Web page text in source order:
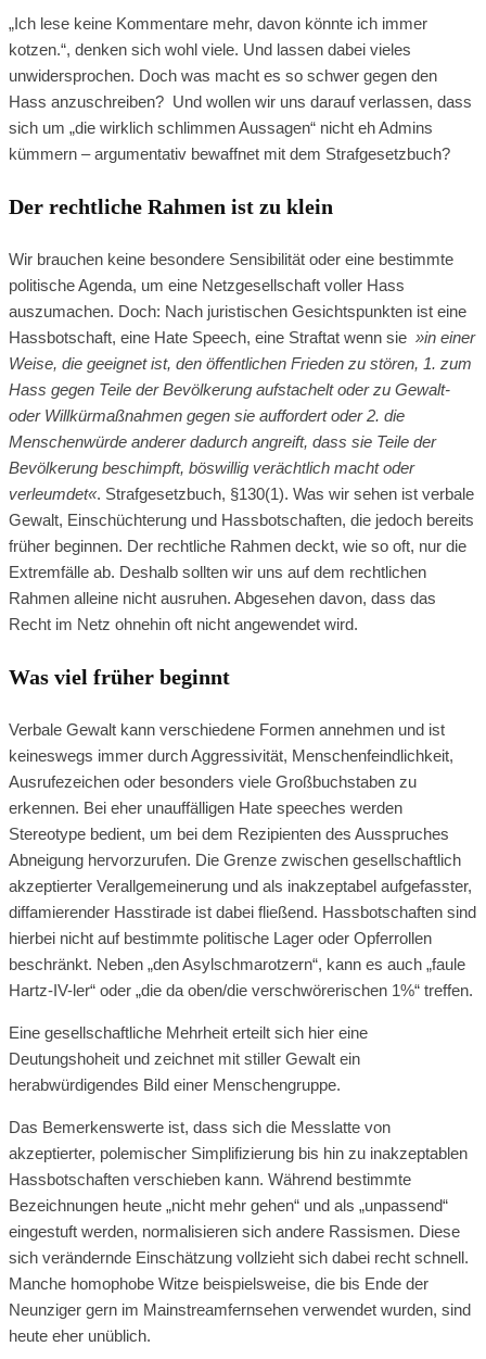
„Ich lese keine Kommentare mehr, davon könnte ich immer
kotzen.“, denken sich wohl viele. Und lassen dabei vieles
unwidersprochen. Doch was macht es so schwer gegen den
Hass anzuschreiben? Und wollen wir uns darauf verlassen, dass
sich um „die wirklich schlimmen Aussagen“ nicht eh Admins
kümmern – argumentativ bewaffnet mit dem Strafgesetzbuch?
Der rechtliche Rahmen ist zu klein
Wir brauchen keine besondere Sensibilität oder eine bestimmte
politische Agenda, um eine Netzgesellschaft voller Hass
auszumachen. Doch: Nach juristischen Gesichtspunkten ist eine
Hassbotschaft, eine Hate Speech, eine Straftat wenn sie »in einer
Weise, die geeignet ist, den öffentlichen Frieden zu stören, 1. zum
Hass gegen Teile der Bevölkerung aufstachelt oder zu Gewalt-
oder Willkürmaßnahmen gegen sie auffordert oder 2. die
Menschenwürde anderer dadurch angreift, dass sie Teile der
Bevölkerung beschimpft, böswillig verächtlich macht oder
verleumdet«. Strafgesetzbuch, §130(1). Was wir sehen ist verbale
Gewalt, Einschüchterung und Hassbotschaften, die jedoch bereits
früher beginnen. Der rechtliche Rahmen deckt, wie so oft, nur die
Extremfälle ab. Deshalb sollten wir uns auf dem rechtlichen
Rahmen alleine nicht ausruhen. Abgesehen davon, dass das
Recht im Netz ohnehin oft nicht angewendet wird.
Was viel früher beginnt
Verbale Gewalt kann verschiedene Formen annehmen und ist
keineswegs immer durch Aggressivität, Menschenfeindlichkeit,
Ausrufezeichen oder besonders viele Großbuchstaben zu
erkennen. Bei eher unauffälligen Hate speeches werden
Stereotype bedient, um bei dem Rezipienten des Ausspruches
Abneigung hervorzurufen. Die Grenze zwischen gesellschaftlich
akzeptierter Verallgemeinerung und als inakzeptabel aufgefasster,
diffamierender Hasstirade ist dabei fließend. Hassbotschaften sind
hierbei nicht auf bestimmte politische Lager oder Opferrollen
beschränkt. Neben „den Asylschmarotzern“, kann es auch „faule
Hartz-IV-ler“ oder „die da oben/die verschwörerischen 1%“ treffen.
Eine gesellschaftliche Mehrheit erteilt sich hier eine
Deutungshoheit und zeichnet mit stiller Gewalt ein
herabwürdigendes Bild einer Menschengruppe.
Das Bemerkenswerte ist, dass sich die Messlatte von
akzeptierter, polemischer Simplifizierung bis hin zu inakzeptablen
Hassbotschaften verschieben kann. Während bestimmte
Bezeichnungen heute „nicht mehr gehen“ und als „unpassend“
eingestuft werden, normalisieren sich andere Rassismen. Diese
sich verändernde Einschätzung vollzieht sich dabei recht schnell.
Manche homophobe Witze beispielsweise, die bis Ende der
Neunziger gern im Mainstreamfernsehen verwendet wurden, sind
heute eher unüblich.